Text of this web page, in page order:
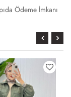
Ödeme İmkanı